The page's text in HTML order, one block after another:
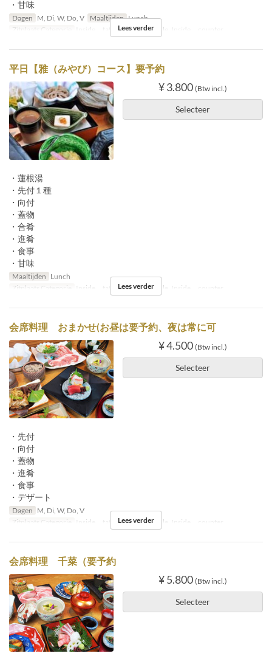
・甘味
Dagen M, Di, W, Do, V Maaltijden Lunch
Zitplaats Categorie
Inside tatami, Inside table, Inside counter
Lees verder
平日【雅（みやび）コース】要予約
¥ 3.800 (Btw incl.)
Selecteer
・蓮根湯
・先付１種
・向付
・蓋物
・合肴
・進肴
・食事
・甘味
Maaltijden Lunch
Zitplaats Categorie
Inside tatami, Inside table, Inside counter
Lees verder
会席料理 おまかせ(お昼は要予約、夜は常に可
¥ 4.500 (Btw incl.)
Selecteer
・先付
・向付
・蓋物
・進肴
・食事
・デザート
Dagen M, Di, W, Do, V
Zitplaats Categorie
Inside tatami, Inside table, Inside counter
Lees verder
会席料理 千菜（要予約
¥ 5.800 (Btw incl.)
Selecteer